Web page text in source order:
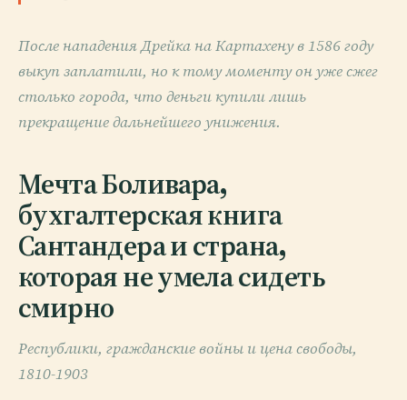
После нападения Дрейка на Картахену в 1586 году
выкуп заплатили, но к тому моменту он уже сжег
столько города, что деньги купили лишь
прекращение дальнейшего унижения.
Мечта Боливара,
бухгалтерская книга
Сантандера и страна,
которая не умела сидеть
смирно
Республики, гражданские войны и цена свободы,
1810-1903